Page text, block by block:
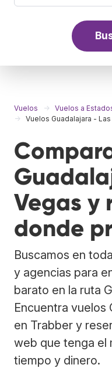
Vuelos Vuelos a
Vuelos Guadalajara - Las
Vegas y
donde
Buscamos en
y agencias para
barato en la ruta
Encuentra vuelos
en Trabber y
web que tenga el
tiempo y dinero.